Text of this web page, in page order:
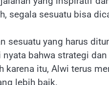
segala sesuatu bisa
sesuatu yang harus
bahwa strategi
karena itu, Alwi terus
lebih baik.